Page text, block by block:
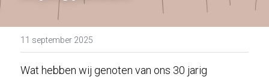
11 september 2025
Wat hebben wij genoten van ons 30 jarig